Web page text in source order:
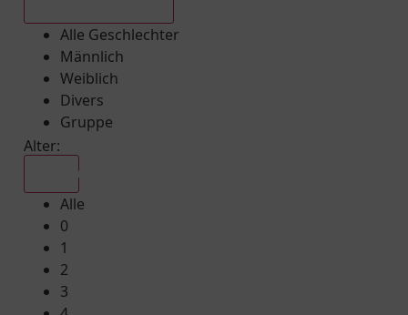
Alle Geschlechter
Männlich
Weiblich
Divers
Gruppe
Alter:
Alle
0
1
2
3